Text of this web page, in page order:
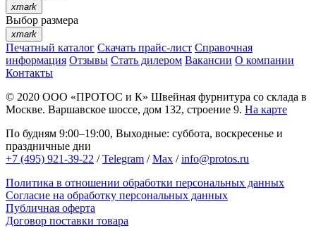
xmark
Выбор размера
xmark
Печатный каталог Скачать прайс-лист Справочная
информация Отзывы Стать дилером Вакансии О компании
Контакты
© 2020 ООО «ПРОТОС и К» Швейная фурнитура со склада в
Москве. Варшавское шоссе, дом 132, строение 9. На карте
По будням 9:00–19:00, Выходные: суббота, воскресенье и
праздничные дни
+7 (495) 921-39-22 /Telegram /Max /info@protos.ru
Политика в отношении обработки персональных данных
Согласие на обработку персональных данных
Публичная оферта
Договор поставки товара